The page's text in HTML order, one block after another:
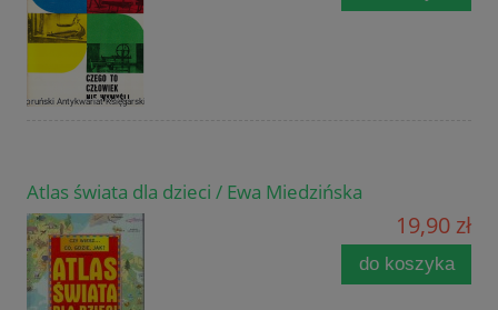
Atlas świata dla dzieci / Ewa Miedzińska
19,90 zł
do koszyka